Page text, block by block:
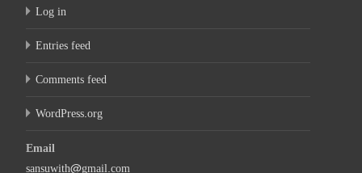
Log in
Entries feed
Comments feed
WordPress.org
Email
sansuwith@gmail.com